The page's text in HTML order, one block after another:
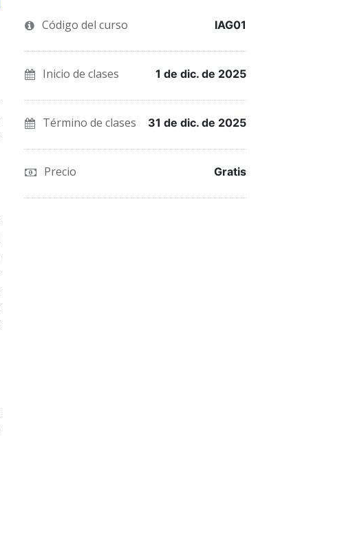
Twitter
que
has
inscrito
este
mensaje
en
para
decir
te
correo
a
amigos
indicando
que
te
Código del curso IAG01
Inicio de clases 1 de dic. de 2025
Término de clases 31 de dic. de 2025
Precio Gratis